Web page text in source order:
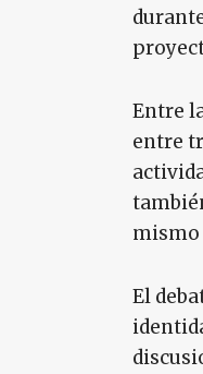
Entre
entre
mismo
El